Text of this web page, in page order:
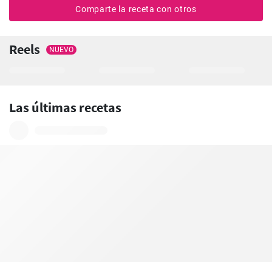
Comparte la receta con otros
Reels NUEVO
Las últimas recetas